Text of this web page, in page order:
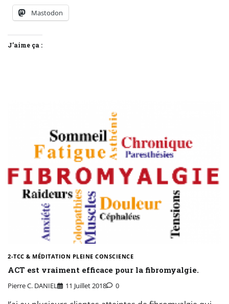
Mastodon
J’aime ça :
2-TCC & MÉDITATION PLEINE CONSCIENCE
ACT est vraiment efficace pour la fibromyalgie.
Pierre C. DANIEL 11 Juillet 2018 0